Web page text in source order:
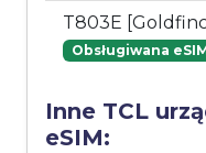
T803E
Obsługiwana
Inne TCL
eSIM: